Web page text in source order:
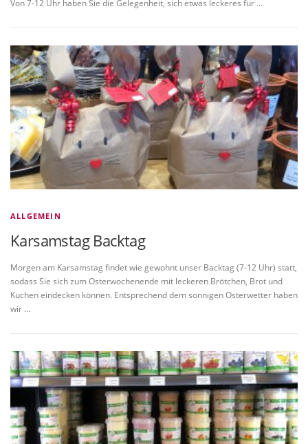
Von 7-12 Uhr haben Sie die Gelegenheit, sich etwas leckeres für …
ALLGEMEIN
Karsamstag Backtag
Morgen am Karsamstag findet wie gewohnt unser Backtag (7-12 Uhr) statt,
sodass Sie sich zum Osterwochenende mit leckeren Brötchen, Brot und
Kuchen eindecken können. Entsprechend dem sonnigen Osterwetter haben
wir …